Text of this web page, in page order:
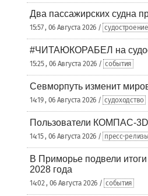
Два пассажирских судна
15:57 , 06 Августа 2026 / судостроение
#ЧИТАЮКОРАБЕЛ на
15:25 , 06 Августа 2026 / события
Севморпуть изменит
14:19 , 06 Августа 2026 / судоходство
Пользователи КОМПАС-3D
14:15 , 06 Августа 2026 / пресс-релизы
В Приморье подвели
2028 года
14:02 , 06 Августа 2026 / события